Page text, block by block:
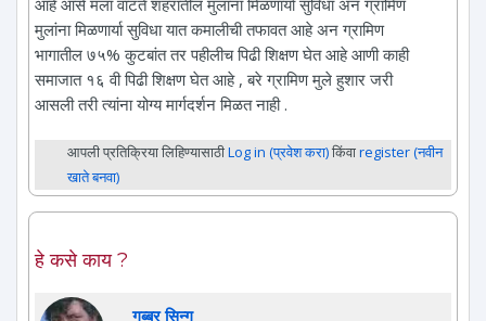
आहे आसे मला वाटते शहरातील मुलांना मिळणार्या सुविधा अन ग्रामिण
मुलांना मिळणार्या सुविधा यात कमालीची तफावत आहे अन ग्रामिण
भागातील ७५% कुटबांत तर पहीलीच पिढी शिक्षण घेत आहे आणी काही
समाजात १६ वी पिढी शिक्षण घेत आहे , बरे ग्रामिण मुले हुशार जरी
आसली तरी त्यांना योग्य मार्गदर्शन मिळत नाही .
आपली प्रतिक्रिया लिहिण्यासाठीLog in (प्रवेश करा)किंवाregister (नवीन
खाते बनवा)
हे कसे काय ?
गब्बर सिन्ग